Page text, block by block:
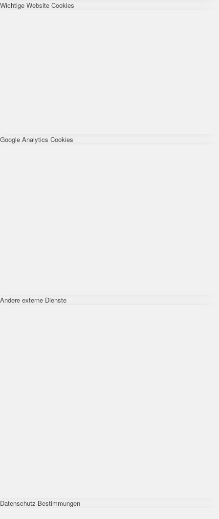
Wichtige Website Cookies
Google Analytics Cookies
Andere externe Dienste
Datenschutz-Bestimmungen